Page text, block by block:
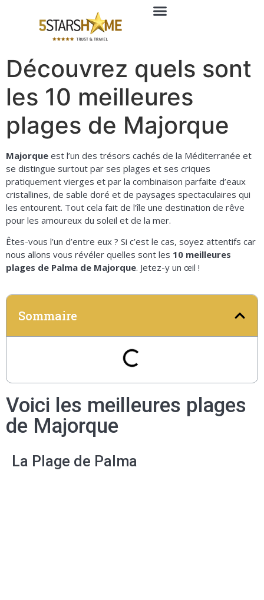
Découvrez quels sont
les 10 meilleures
plages de Majorque
Majorque est l’un des trésors cachés de la Méditerranée et
se distingue surtout par ses plages et ses criques
pratiquement vierges et par la combinaison parfaite d’eaux
cristallines, de sable doré et de paysages spectaculaires qui
les entourent. Tout cela fait de l’île une destination de rêve
pour les amoureux du soleil et de la mer.
Êtes-vous l’un d’entre eux ? Si c’est le cas, soyez attentifs car
nous allons vous révéler quelles sont les 10 meilleures
plages de Palma de Majorque. Jetez-y un œil !
Sommaire
Voici les meilleures plages
de Majorque
La Plage de Palma